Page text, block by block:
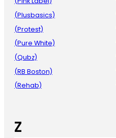
(Plusbasics)
(Protest)
(Pure White)
(Qubz)
(RB Boston)
(Rehab)
Z